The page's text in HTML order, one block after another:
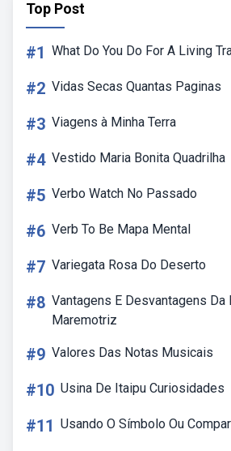
Top Post
#1 What Do You Do For A Living
#2 Vidas Secas Quantas Paginas
#3 Viagens à Minha Terra
#4 Vestido Maria Bonita Quadrilha
#5 Verbo Watch No Passado
#6 Verb To Be Mapa Mental
#7 Variegata Rosa Do Deserto
#8 Vantagens E Desvantagens Da
Maremotriz
#9 Valores Das Notas Musicais
#10 Usina De Itaipu Curiosidades
#11 Usando O Símbolo Ou